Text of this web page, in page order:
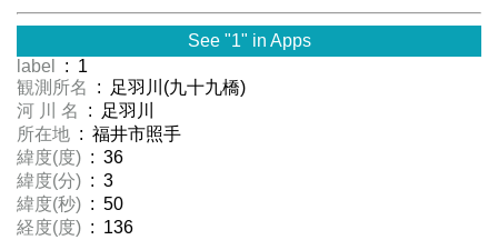
See "1" in Apps
label
: 1
観測所名
: 足羽川(九十九橋)
河 川 名
: 足羽川
所在地 : 福井市照手
緯度(度) : 36
緯度(分) : 3
緯度(秒) : 50
経度(度) : 136